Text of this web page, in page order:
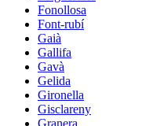
Fonollosa
Font-rubí
Gaià
Gallifa
Gavà
Gelida
Gironella
Gisclareny
Granera